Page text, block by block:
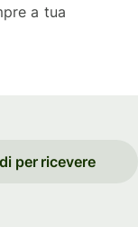
a tua
per ricevere